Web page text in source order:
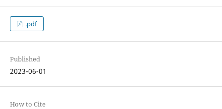
.pdf
Published
2023-06-01
How to Cite